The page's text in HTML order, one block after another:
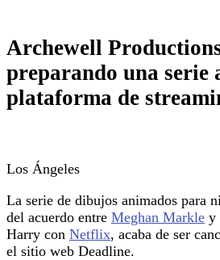
Archewell
preparando una serie
plataforma de
Los Ángeles
La serie de dibujos animados para
del acuerdo entre Meghan Markle y
Harry con Netflix, acaba de ser
el sitio web Deadline.